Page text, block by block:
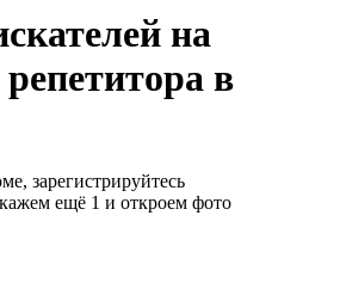
на
в
зарегистрируйтесь
ещё 1 и откроем фото